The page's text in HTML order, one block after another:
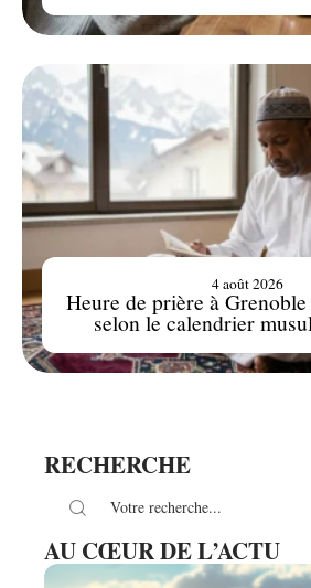
Heure de prière à
selon le calendrier
4 août 2026
RECHERCHE
AU CŒUR DE L’ACTU